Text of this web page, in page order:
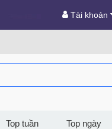
Tài khoản
Top tuần Top ngày